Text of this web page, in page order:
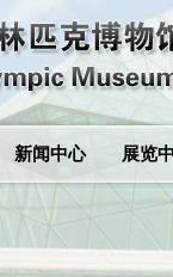
新闻中心 展览